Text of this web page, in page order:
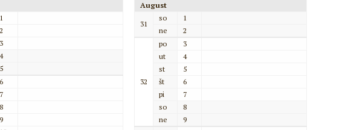
1
2
3
4
5
6
7
8
9
August
31
so
1
ne
2
32
po
3
ut
4
st
5
št
6
pi
7
so
8
ne
9